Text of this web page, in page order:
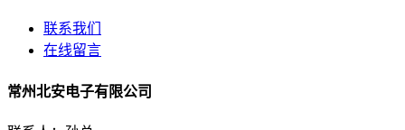
联系我们
在线留言
常州北安电子有限公司